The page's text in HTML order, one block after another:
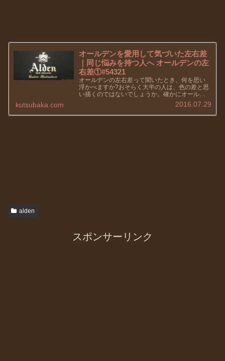
オールデンを愛用して気づいた左右差
｜同じ悩みを持つ人へ オールデンの左
右差①#54321
オールデンの左右差って聞いたとき、何を思い
浮かべますか?おそらく大半の人は、色の差と思
い描くのではないでしょうか。確かにオールデ
ンの左右差の中でも、これはあるある事項で
す。ただ、色の差であるならば、クリームを塗
り込んだり、最悪｢革染｣も視野...
kutsubaka.com 2016.07.29
alden
スポンサーリンク